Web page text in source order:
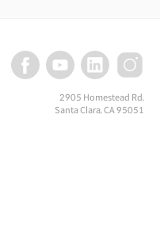
메타 광고주들이 메타버스를
스럽게 소비자에게 일어날
때문이다. 멘델슨 부사장은
을 늘리고 오늘날 주어진 기회에
일이 미래에 고객에게 어떻게
티, 의류, 환대, 교육,
운 가상 기술을 사용하고 있다.
등을 직접 해 볼 수 있는
을 나서지 않고도 체험해 볼 수
다”고 강조했다.지난 13일
2905 Homestead Rd,
Santa Clara, CA 95051